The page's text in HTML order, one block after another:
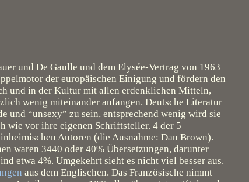
und De Gaulle und dem Elysée-Vertrag von 1963
der europäischen Einigung und fördern den
und in der Kultur mit allen erdenklichen Mitteln,
wenig miteinander anfangen. Deutsche Literatur
und “unsexy” zu sein, entsprechend wenig wird sie
wie vor ihre eigenen Schriftsteller. 4 der 5
Autoren (die Ausnahme: Dan Brown).
waren 3440 oder 40% Übersetzungen, darunter
etwa 4%. Umgekehrt sieht es nicht viel besser aus.
aus dem Englischen. Das Französische nimmt